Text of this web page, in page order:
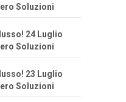
Soluzioni
24 Luglio
Soluzioni
23 Luglio
Soluzioni